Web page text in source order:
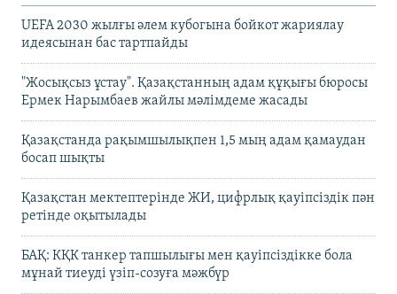
UEFA 2030 жылғы әлем кубогына бойкот жариялау
идеясынан бас тартпайды
"Жосықсыз ұстау". Қазақстанның адам құқығы бюросы
Ермек Нарымбаев жайлы мәлімдеме жасады
Қазақстанда рақымшылықпен 1,5 мың адам қамаудан
босап шықты
Қазақстан мектептерінде ЖИ, цифрлық қауіпсіздік пән
ретінде оқытылады
БАҚ: КҚК танкер тапшылығы мен қауіпсіздікке бола
мұнай тиеуді үзіп-созуға мәжбүр